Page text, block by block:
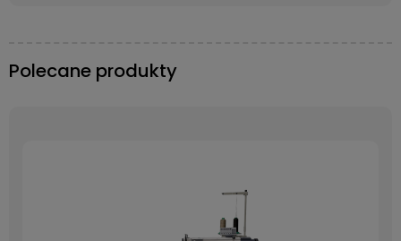
Polecane produkty